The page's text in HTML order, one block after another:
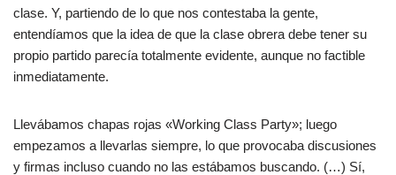
clase. Y, partiendo de lo que nos contestaba la gente,
entendíamos que la idea de que la clase obrera debe tener su
propio partido parecía totalmente evidente, aunque no factible
inmediatamente.
Llevábamos chapas rojas «Working Class Party»; luego
empezamos a llevarlas siempre, lo que provocaba discusiones
y firmas incluso cuando no las estábamos buscando. (…) Sí,